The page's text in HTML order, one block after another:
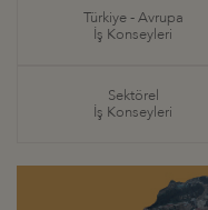
Türkiye - Avrupa
İş Konseyleri
Sektörel
İş Konseyleri